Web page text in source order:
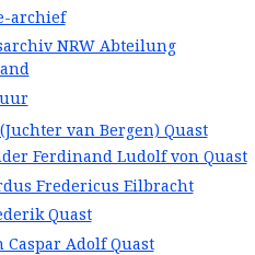
archief
NRW Abteilung
van Bergen) Quast
Ferdinand Ludolf von Quast
Fredericus Eilbracht
Quast
Caspar Adolf Quast